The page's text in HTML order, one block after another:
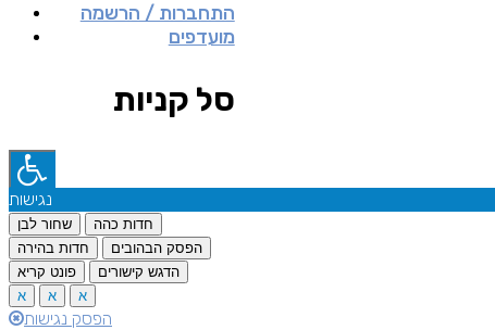
התחברות / הרשמה
מועדפים
סל קניות
נגישות
שחור לבן
חדות כהה
חדות בהירה
הפסק הבהובים
פונט קריא
הדגש קישורים
א
א א
הפסק נגישות